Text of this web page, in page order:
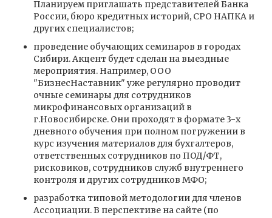
Планируем приглашать представителей Банка
России, бюро кредитных историй, СРО НАПКА и
других специалистов;
проведение обучающих семинаров в городах
Сибири. Акцент будет сделан на выездные
мероприятия. Например, ООО
"БизнесНаставник" уже регулярно проводит
очные семинары для сотрудников
микрофинансовых организаций в
г.Новосибирске. Они проходят в формате 3-х
дневного обучения при полном погружении в
курс изучения материалов для бухгалтеров,
ответственных сотрудников по ПОД/ФТ,
рисковиков, сотрудников служб внутреннего
контроля и других сотрудников МФО;
разработка типовой методологии для членов
Ассоциации. В перспективе на сайте (по